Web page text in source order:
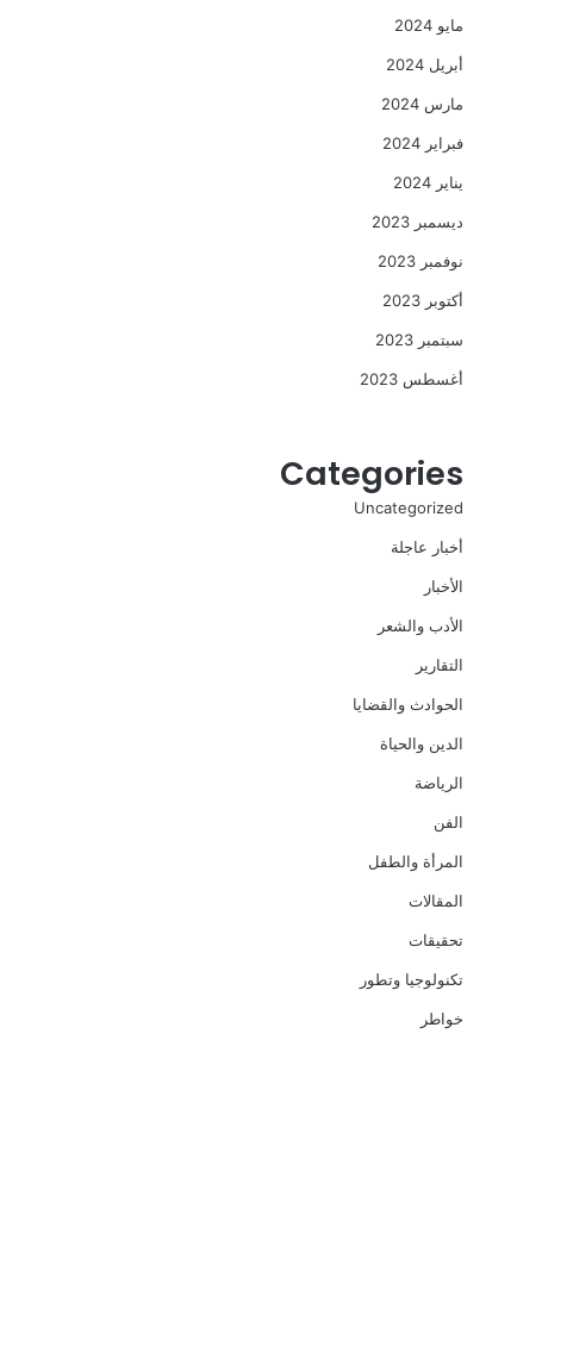
مايو 2024
أبريل 2024
مارس 2024
فبراير 2024
يناير 2024
ديسمبر 2023
نوفمبر 2023
أكتوبر 2023
سبتمبر 2023
أغسطس 2023
Categories
Uncategorized
أخبار عاجلة
الأخبار
الأدب والشعر
التقارير
الحوادث والقضايا
الدين والحياة
الرياضة
الفن
المرأة والطفل
المقالات
تحقيقات
تكنولوجيا وتطور
خواطر